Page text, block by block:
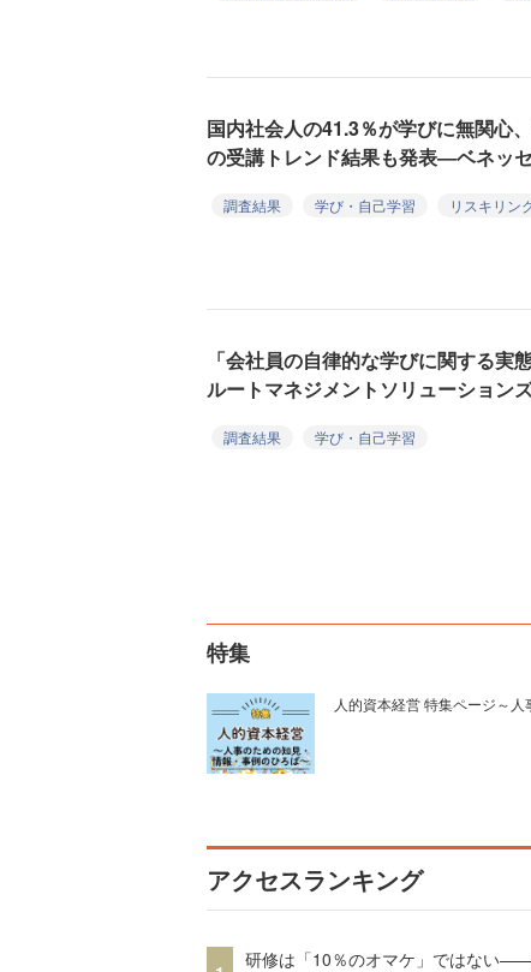
国内社会人の41.3％が学びに無関心
の受講トレンド結果も発表―ベネッ
調査結果 学び・自己学習
リスキリン
「会社員の自律的な学びに関する
ルートマネジメントソリューション
調査結果
学び・自己学習
特集
人的資本経営 特集ページ～
アクセスランキング
研修は「10％のオマケ」ではない